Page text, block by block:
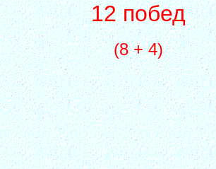
12 побед
(8 + 4)